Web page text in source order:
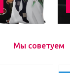
Мы советуем